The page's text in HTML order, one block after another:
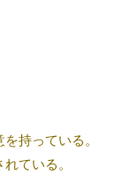
持っている。
ている。